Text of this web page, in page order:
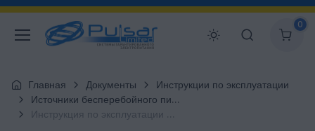
0
Главная Документы
Инструкции по эксплуатации
Источники бесперебойного питания
Инструкция по эксплуатации ИБП UPS 6-10kVA_11 True Online (PF1)_V1_3